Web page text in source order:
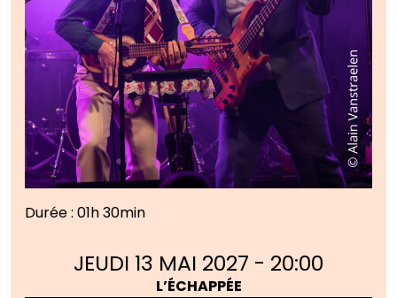
Durée : 01h 30min
JEUDI 13 MAI 2027 - 20:00
L’ÉCHAPPÉE